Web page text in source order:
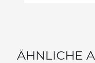
ÄHNLICHE